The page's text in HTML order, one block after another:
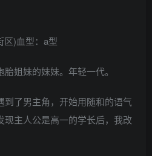
)血型：a型
姐妹的妹妹。年轻一代。
了男主角，开始用随和的语气
现主人公是高一的学长后，我改